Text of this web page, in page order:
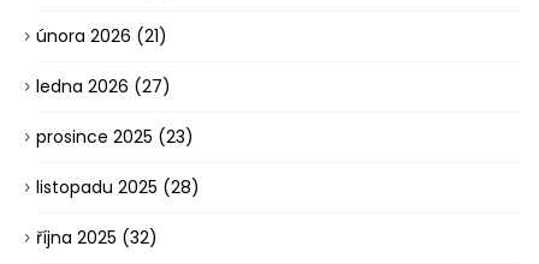
února 2026 (21)
ledna 2026 (27)
prosince 2025 (23)
listopadu 2025 (28)
října 2025 (32)